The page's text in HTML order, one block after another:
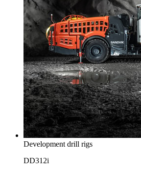
Development drill rigs
DD312i